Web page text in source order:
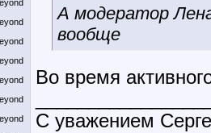
А модератор
вообще
Во время
С уважением